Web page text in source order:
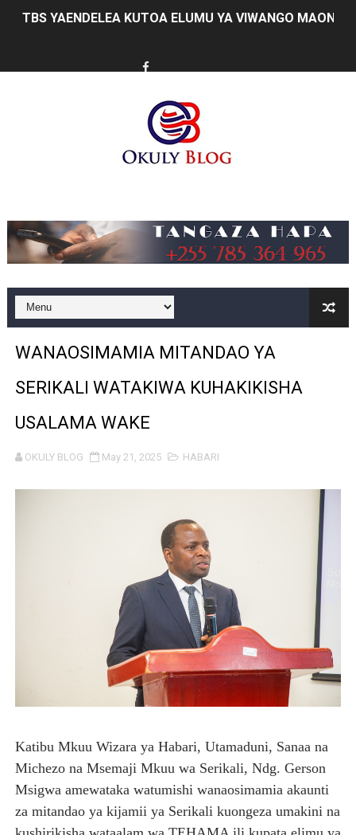
TBS YAENDELEA KUTOA ELUMU YA VIWANGO
Msajili wa Hazina ateta na Rais wa Benki ya Biashara
MHANDISI SWEDI: NANENANE NI FURSA YA
WMA YAPONGEZWA KWA KUANZISHA KLABU ZA
TBS Yaendelea kutoa elimu ya uthibitishaji ubora wa
TACAIDS YASISITIZA KINGA DHIDI YA UKIMWI
HABARI ZILIZOPEWA UZITO WA JUU KATIKA
TPDC YARIDHISHWA NA MAENDELEO YA UJENZI WA
LONDO AIPONGEZA FCC KWA KUJENGA USHINDANI
TBS YASISITIZA UBORA WA BIDHAA KUWA CHACHU
MRADI WA KITUO CHA KUONGEZA MSUKUMO WA
WACHIMBAJI WADOGO NAMUNGO WAOMBA
DARAJA LA BILIONI 1.2 KUONDOA KERO YA USAFIRI
WAZIRI NANAUKA AIPONGEZA TARURA KWA MPANGO
EWURA KANDA YA KATI YATOA WITO KUHUSU LESENI
Rais Dkt. Samia Afungua Rasmi Miundombinu ya BRT
WANAOSIMAMIA MITANDAO YA
SERIKALI WATAKIWA KUHAKIKISHA
USALAMA WAKE
OKULY BLOG May 21, 2025 HABARI
Katibu Mkuu Wizara ya Habari, Utamaduni, Sanaa na
Michezo na Msemaji Mkuu wa Serikali, Ndg. Gerson
Msigwa amewataka watumishi wanaosimamia akaunti
za mitandao ya kijamii ya Serikali kuongeza umakini na